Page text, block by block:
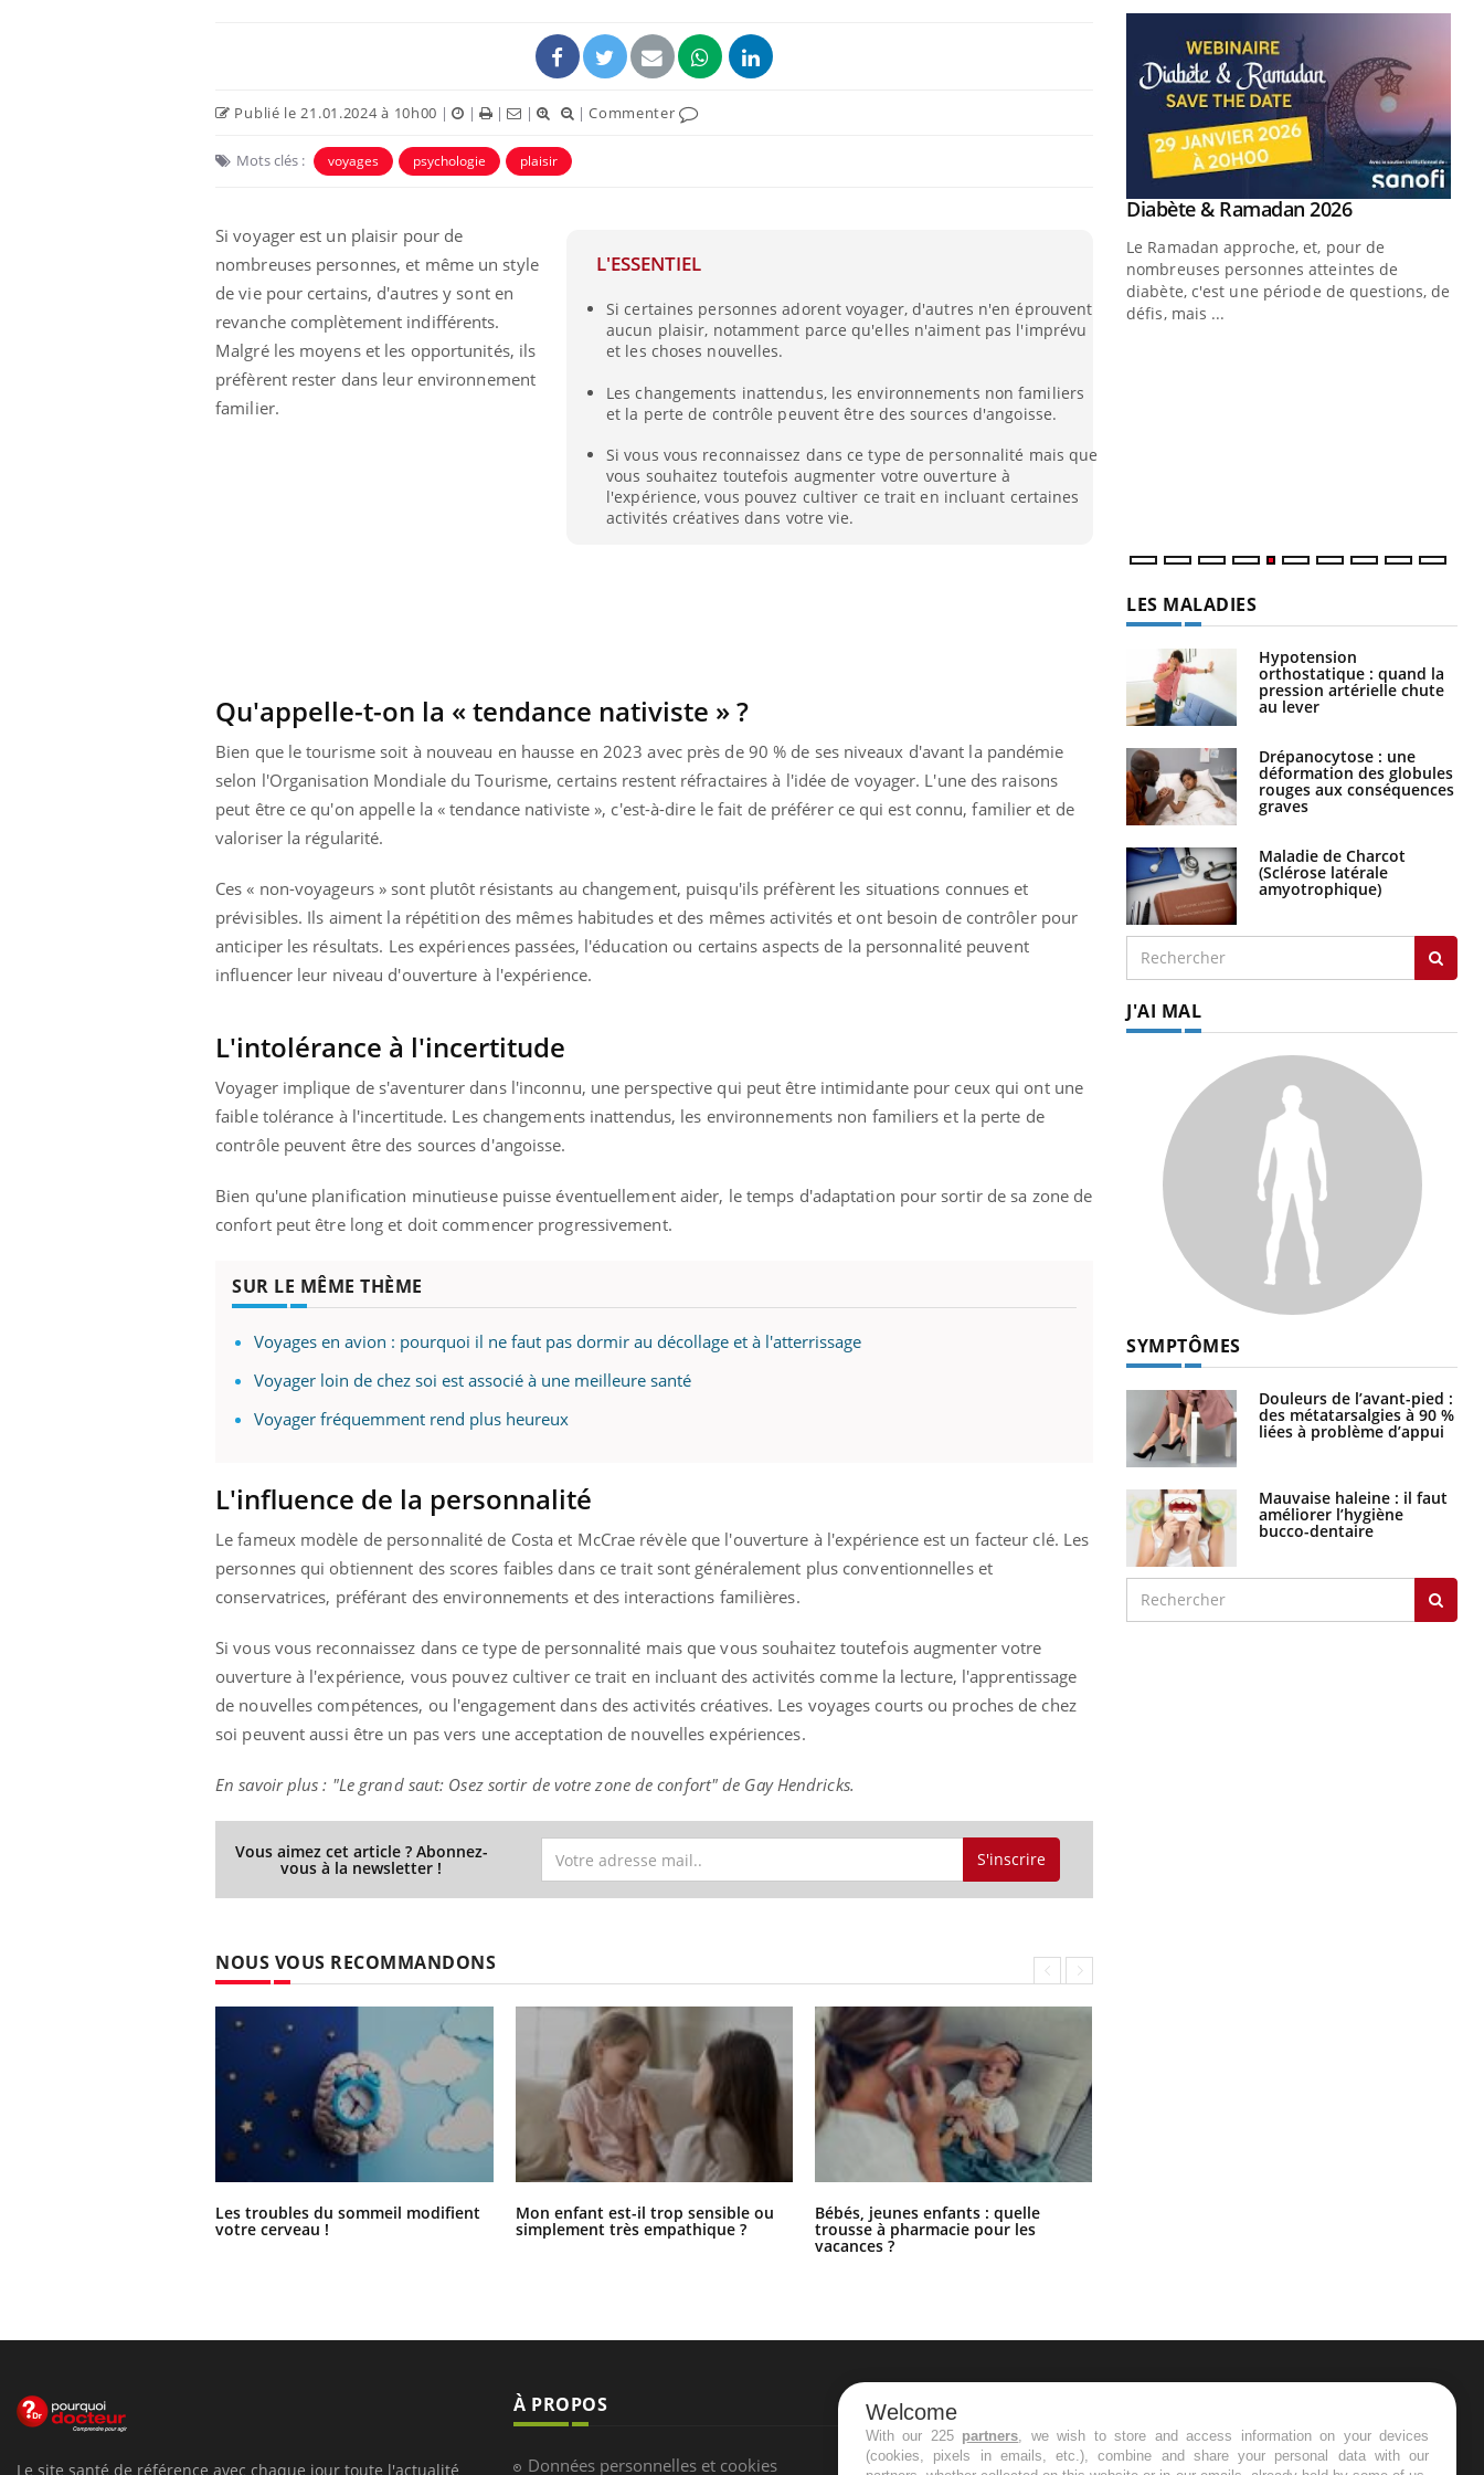
Publié le 21.01.2024 à 10h00 | | | | |Commenter
Mots clés : voyages psychologie plaisir
L'ESSENTIEL
Si certaines personnes adorent voyager, d'autres n'en éprouvent
aucun plaisir, notamment parce qu'elles n'aiment pas l'imprévu
et les choses nouvelles.
Les changements inattendus, les environnements non familiers
et la perte de contrôle peuvent être des sources d'angoisse.
Si vous vous reconnaissez dans ce type de personnalité mais que
vous souhaitez toutefois augmenter votre ouverture à
l'expérience, vous pouvez cultiver ce trait en incluant certaines
activités créatives dans votre vie.
Si voyager est un plaisir pour de
nombreuses personnes, et même un style
de vie pour certains, d'autres y sont en
revanche complètement indifférents.
Malgré les moyens et les opportunités, ils
préfèrent rester dans leur environnement
familier.
Qu'appelle-t-on la « tendance nativiste » ?
Bien que le tourisme soit à nouveau en hausse en 2023 avec près de 90 % de ses niveaux d'avant la pandémie
selon l'Organisation Mondiale du Tourisme, certains restent réfractaires à l'idée de voyager. L'une des raisons
peut être ce qu'on appelle la « tendance nativiste », c'est-à-dire le fait de préférer ce qui est connu, familier et de
valoriser la régularité.
Ces « non-voyageurs » sont plutôt résistants au changement, puisqu'ils préfèrent les situations connues et
prévisibles. Ils aiment la répétition des mêmes habitudes et des mêmes activités et ont besoin de contrôler pour
anticiper les résultats. Les expériences passées, l'éducation ou certains aspects de la personnalité peuvent
influencer leur niveau d'ouverture à l'expérience.
L'intolérance à l'incertitude
Voyager implique de s'aventurer dans l'inconnu, une perspective qui peut être intimidante pour ceux qui ont une
faible tolérance à l'incertitude. Les changements inattendus, les environnements non familiers et la perte de
contrôle peuvent être des sources d'angoisse.
Bien qu'une planification minutieuse puisse éventuellement aider, le temps d'adaptation pour sortir de sa zone de
confort peut être long et doit commencer progressivement.
SUR LE MÊME THÈME
Voyages en avion : pourquoi il ne faut pas dormir au décollage et à l'atterrissage
Voyager loin de chez soi est associé à une meilleure santé
Voyager fréquemment rend plus heureux
L'influence de la personnalité
Le fameux modèle de personnalité de Costa et McCrae révèle que l'ouverture à l'expérience est un facteur clé. Les
personnes qui obtiennent des scores faibles dans ce trait sont généralement plus conventionnelles et
conservatrices, préférant des environnements et des interactions familières.
Si vous vous reconnaissez dans ce type de personnalité mais que vous souhaitez toutefois augmenter votre
ouverture à l'expérience, vous pouvez cultiver ce trait en incluant des activités comme la lecture, l'apprentissage
de nouvelles compétences, ou l'engagement dans des activités créatives. Les voyages courts ou proches de chez
soi peuvent aussi être un pas vers une acceptation de nouvelles expériences.
En savoir plus : "Le grand saut: Osez sortir de votre zone de confort" de Gay Hendricks.
Vous aimez cet article ? Abonnez-
vous à la newsletter ! S'inscrire
NOUS VOUS RECOMMANDONS
Les troubles du sommeil modifient
votre cerveau !
Mon enfant est-il trop sensible ou
simplement très empathique ?
Bébés, jeunes enfants : quelle
trousse à pharmacie pour les
vacances ?
Youtube
Fatigue, irritabilité, brouillard mental ou
même alopécie… Les symptômes de la
carence en fer sont multiples ce qui la rend
En 2026, l'insuline dans le diabète de type 2
reste entourée d'idées reçues chez les
patients comme parfois chez les soignants. soleil, activités en plein air… Nos mains
sont ...
Youtube
Diabète & Ramadan 2026Youtube
Le Ramadan approche, et, pour de
nombreuses personnes atteintes de
diabète, c'est une période de questions, de
défis, mais ...
LES MALADIES
Hypotension
orthostatique : quand la
pression artérielle chute
au lever
Drépanocytose : une
déformation des globules
rouges aux conséquences
graves
Maladie de Charcot
(Sclérose latérale
amyotrophique)
J'AI MAL
SYMPTÔMES
Douleurs de l’avant-pied :
des métatarsalgies à 90 %
liées à problème d’appui
Mauvaise haleine : il faut
améliorer l’hygiène
bucco-dentaire
Le site santé de référence avec chaque jour toute l'actualité
À PROPOS
Données personnelles et cookies
NEWSLETTER
Recevez toutes les semaines les meilleures
Welcome
With our 225 partners, we wish to store and access information on your devices
(cookies, pixels in emails, etc.), combine and share your personal data with our